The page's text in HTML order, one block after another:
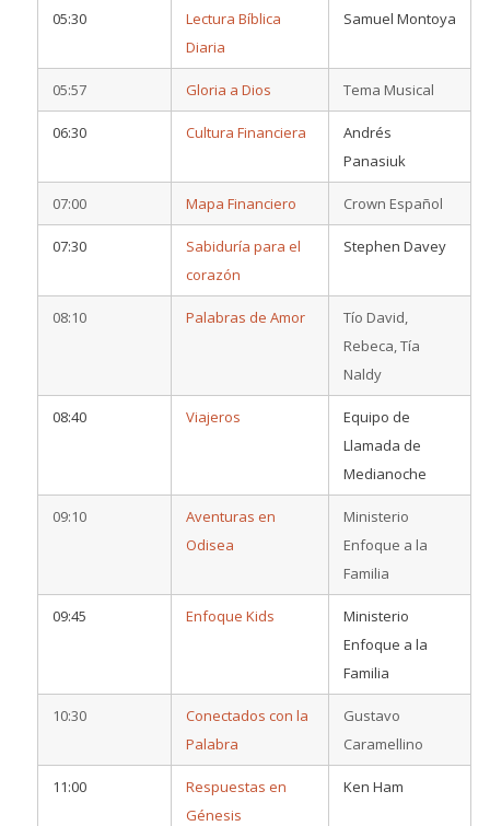
05:30
Lectura Bíblica
Diaria
Samuel Montoya
05:57 Gloria a Dios Tema Musical
06:30 Cultura Financiera
Andrés
Panasiuk
07:00 Mapa Financiero Crown Español
07:30
Sabiduría para el
corazón
Stephen Davey
08:10 Palabras de Amor
Tío David,
Rebeca, Tía
Naldy
08:40 Viajeros
Equipo de
Llamada de
Medianoche
09:10
Aventuras en
Odisea
Ministerio
Enfoque a la
Familia
09:45 Enfoque Kids
Ministerio
Enfoque a la
Familia
10:30
Conectados con la
Palabra
Gustavo
Caramellino
11:00
Respuestas en
Génesis
Ken Ham